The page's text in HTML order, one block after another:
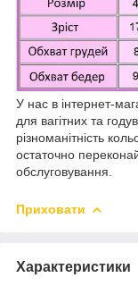
У нас в інтернет-
для вагітних та
різноманітність
остаточно
обслуговування.
Приховати
Характеристики